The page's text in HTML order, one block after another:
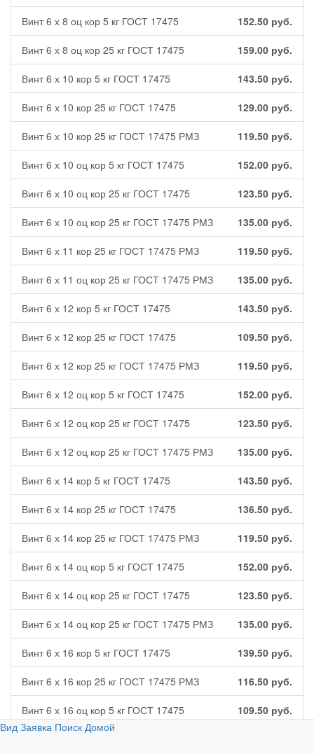
Винт 6 х 8 оц кор 5 кг ГОСТ 17475 152.50 руб.
Винт 6 х 8 оц кор 25 кг ГОСТ 17475 159.00 руб.
Винт 6 х 10 кор 5 кг ГОСТ 17475 143.50 руб.
Винт 6 х 10 кор 25 кг ГОСТ 17475 129.00 руб.
Винт 6 х 10 кор 25 кг ГОСТ 17475 РМЗ 119.50 руб.
Винт 6 х 10 оц кор 5 кг ГОСТ 17475 152.00 руб.
Винт 6 х 10 оц кор 25 кг ГОСТ 17475 123.50 руб.
Винт 6 х 10 оц кор 25 кг ГОСТ 17475 РМЗ 135.00 руб.
Винт 6 х 11 кор 25 кг ГОСТ 17475 РМЗ 119.50 руб.
Винт 6 х 11 оц кор 25 кг ГОСТ 17475 РМЗ 135.00 руб.
Винт 6 х 12 кор 5 кг ГОСТ 17475 143.50 руб.
Винт 6 х 12 кор 25 кг ГОСТ 17475 109.50 руб.
Винт 6 х 12 кор 25 кг ГОСТ 17475 РМЗ 119.50 руб.
Винт 6 х 12 оц кор 5 кг ГОСТ 17475 152.00 руб.
Винт 6 х 12 оц кор 25 кг ГОСТ 17475 123.50 руб.
Винт 6 х 12 оц кор 25 кг ГОСТ 17475 РМЗ 135.00 руб.
Винт 6 х 14 кор 5 кг ГОСТ 17475 143.50 руб.
Винт 6 х 14 кор 25 кг ГОСТ 17475 136.50 руб.
Винт 6 х 14 кор 25 кг ГОСТ 17475 РМЗ 119.50 руб.
Винт 6 х 14 оц кор 5 кг ГОСТ 17475 152.00 руб.
Винт 6 х 14 оц кор 25 кг ГОСТ 17475 123.50 руб.
Винт 6 х 14 оц кор 25 кг ГОСТ 17475 РМЗ 135.00 руб.
Винт 6 х 16 кор 5 кг ГОСТ 17475 139.50 руб.
Винт 6 х 16 кор 25 кг ГОСТ 17475 РМЗ 116.50 руб.
Винт 6 х 16 оц кор 5 кг ГОСТ 17475 109.50 руб.
Вид Заявка Поиск Домой